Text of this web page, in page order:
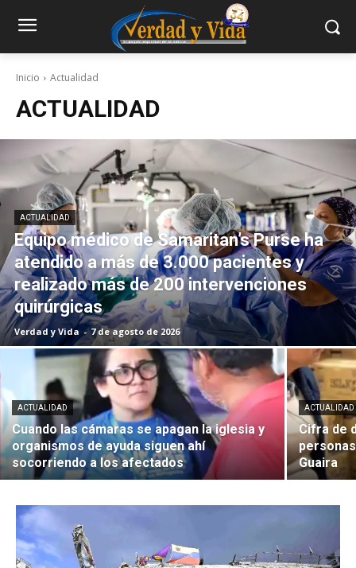
Inicio Actualidad
ACTUALIDAD
ACTUALIDAD
Equipo médico de Samaritan’s Purse ha
atendido a más de 3.000 pacientes y
realizado más de 200 intervenciones
quirúrgicas
Verdad y Vida - 7 de agosto de 2026
ACTUALIDAD
Cuando las cámaras se apagan la iglesia y
organismos de ayuda siguen ahí
socorriendo a los afectados
ACTUALIDAD
Cifra de
Guaira